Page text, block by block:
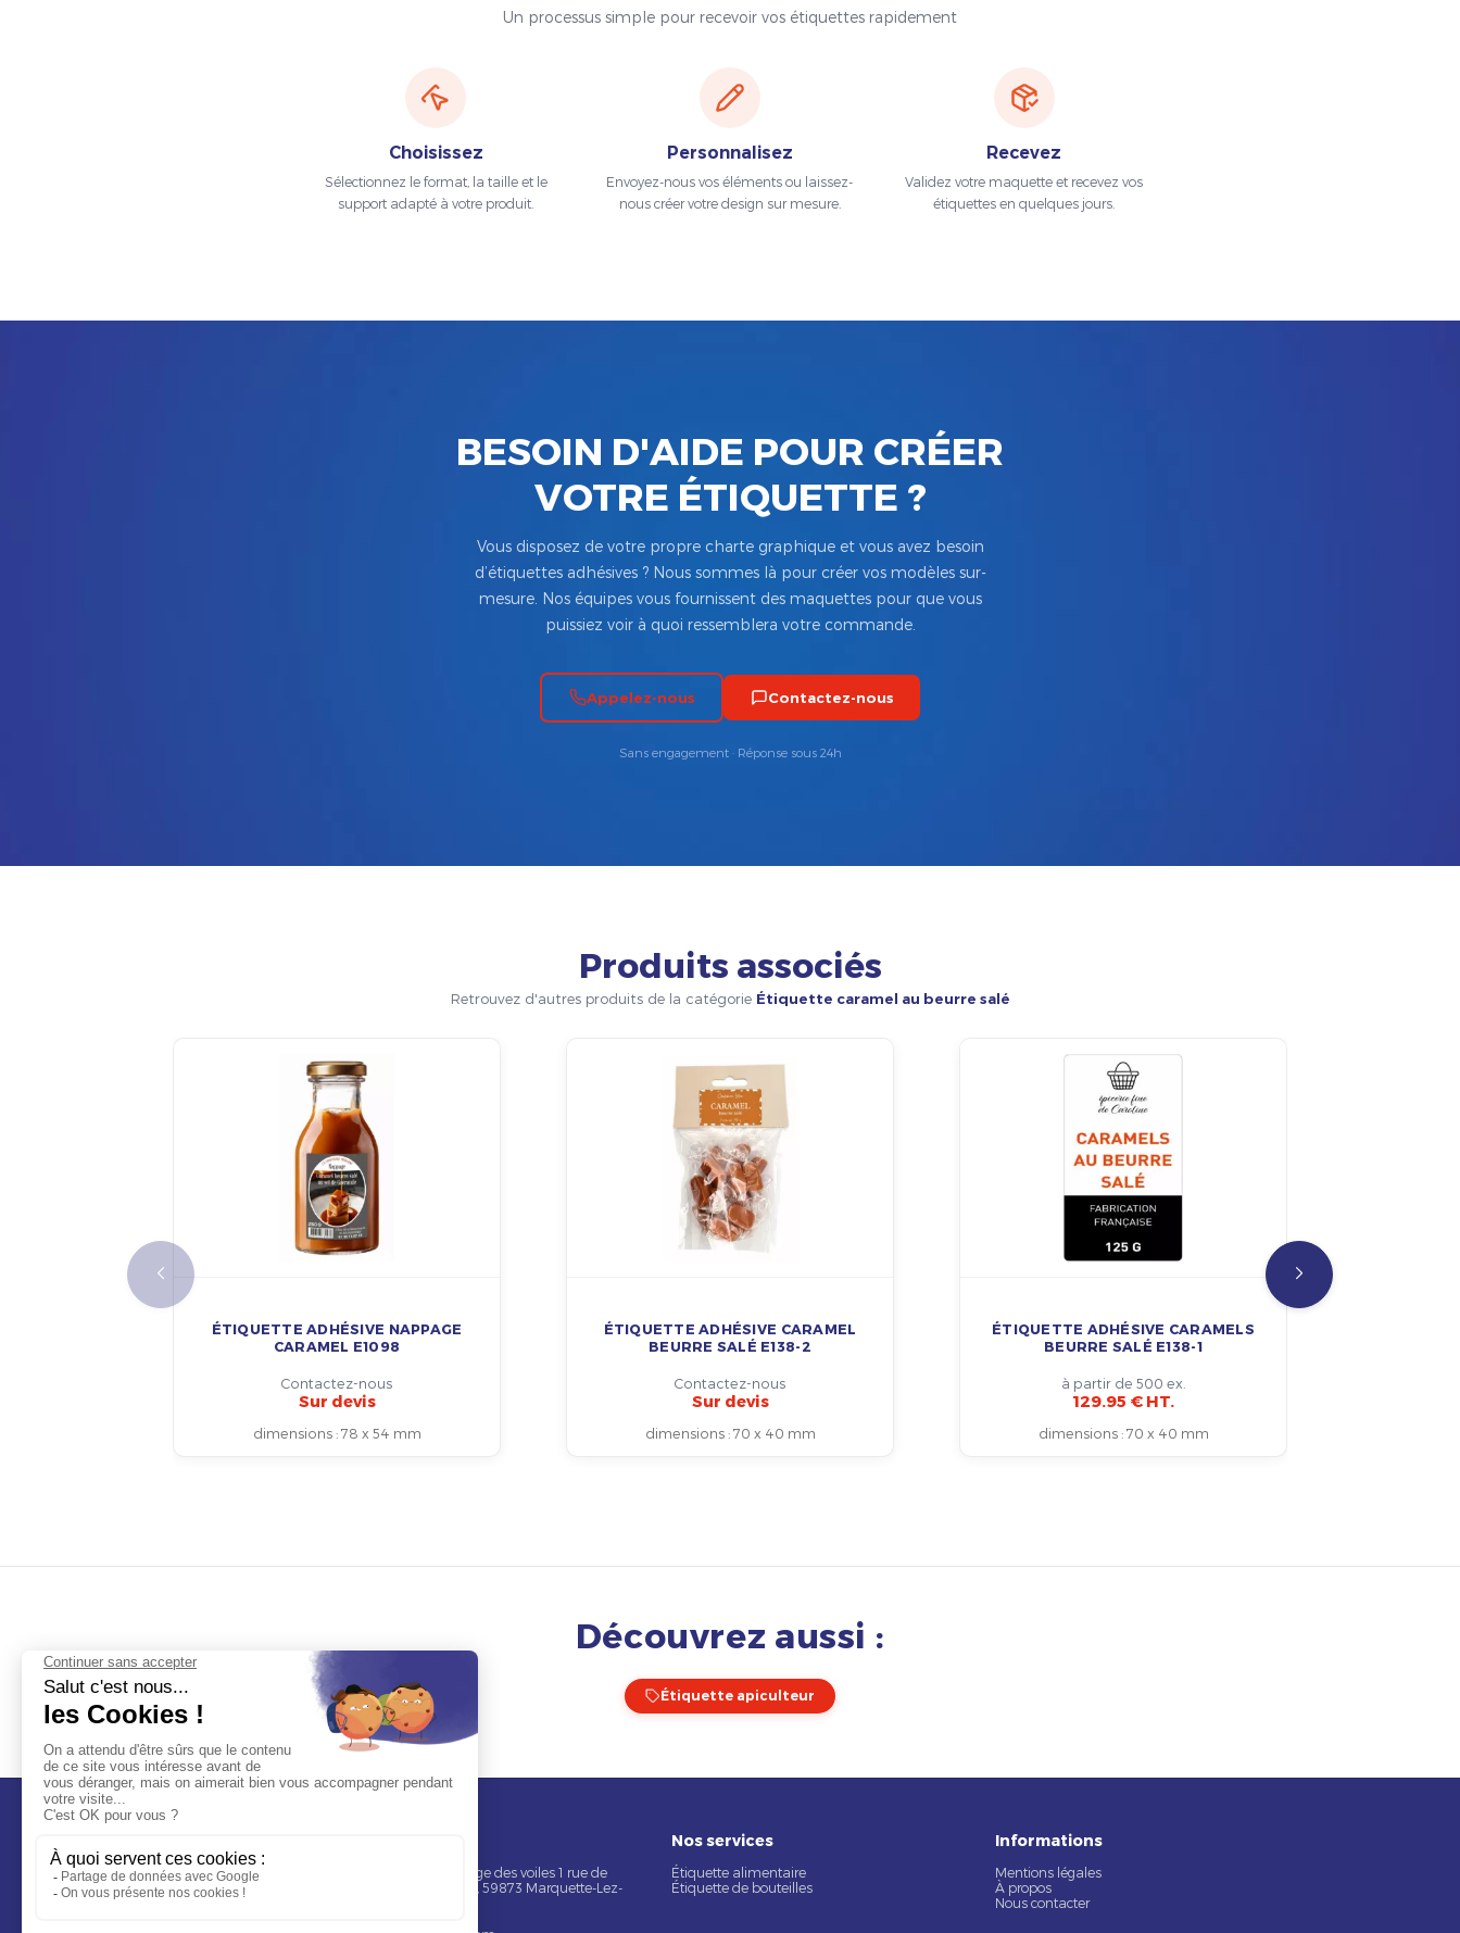
Un processus simple pour recevoir vos étiquettes rapidement
Choisissez
Sélectionnez le format, la taille et le
support adapté à votre produit.
Personnalisez
Envoyez-nous vos éléments ou laissez-
nous créer votre design sur mesure.
Recevez
Validez votre maquette et recevez vos
étiquettes en quelques jours.
BESOIN D'AIDE POUR CRÉER
VOTRE ÉTIQUETTE ?
Vous disposez de votre propre charte graphique et vous avez besoin
d’étiquettes adhésives ? Nous sommes là pour créer vos modèles sur-
mesure. Nos équipes vous fournissent des maquettes pour que vous
puissiez voir à quoi ressemblera votre commande.
Appelez-nous Contactez-nous
Sans engagement · Réponse sous 24h
Produits associés
Retrouvez d'autres produits de la catégorie Étiquette caramel au beurre salé
ÉTIQUETTE ADHÉSIVE NAPPAGE
CARAMEL E1098
Contactez-nous
Sur devis
dimensions: 78 x 54 mm
ÉTIQUETTE ADHÉSIVE CARAMEL
BEURRE SALÉ E138-2
Contactez-nous
Sur devis
dimensions: 70 x 40 mm
ÉTIQUETTE ADHÉSIVE CARAMELS
BEURRE SALÉ E138-1
à partir de 500 ex.
129.95 € HT.
dimensions: 70 x 40 mm
Découvrez aussi :
Étiquette apiculteur
Rubaco, Parc Village des voiles 1 rue de
l'union, CS 90022, 59873 Marquette-Lez-
Nos services
Étiquette alimentaire
Étiquette de bouteilles
Informations
Mentions légales
À propos
Nous contacter